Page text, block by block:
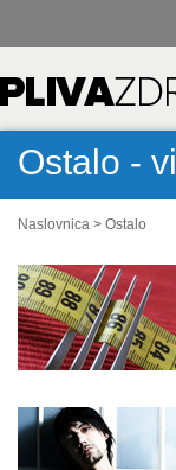
Ostalo -
Naslovnica > Ostalo